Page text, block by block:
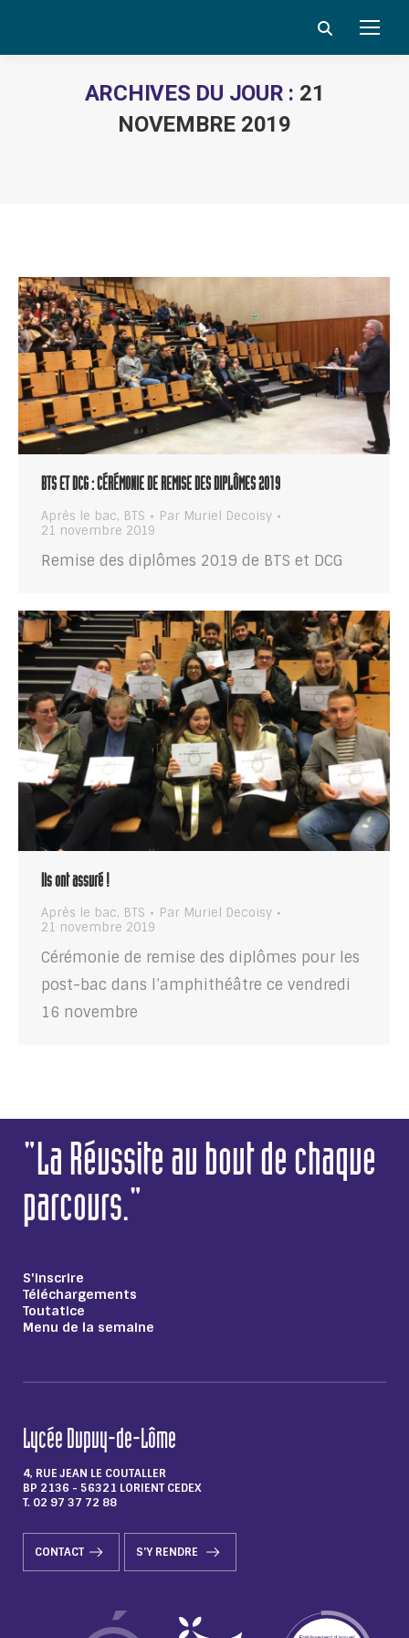
Search:
ARCHIVES DU JOUR : 21
NOVEMBRE 2019
BTS ET DCG : CÉRÉMONIE DE REMISE DES DIPLÔMES 2019
Après le bac, BTS Par Muriel Decoisy
21 novembre 2019
Remise des diplômes 2019 de BTS et DCG
Ils ont assuré !
Après le bac, BTS Par Muriel Decoisy
21 novembre 2019
Cérémonie de remise des diplômes pour les
post-bac dans l’amphithéâtre ce vendredi
16 novembre
"La Réussite au bout de chaque
parcours."
S'inscrire
Téléchargements
Toutatice
Menu de la semaine
Lycée Dupuy-de-Lôme
4, RUE JEAN LE COUTALLER
BP 2136 - 56321 LORIENT CEDEX
T. 02 97 37 72 88
CONTACT S'Y RENDRE